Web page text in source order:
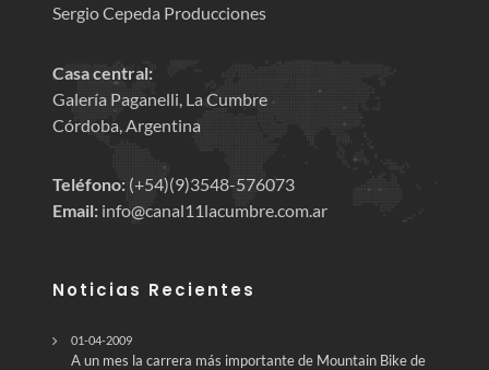
Sergio Cepeda Producciones
Casa central:
Galería Paganelli, La Cumbre
Córdoba, Argentina
Teléfono: (+54)(9)3548-576073
Email: info@canal11lacumbre.com.ar
Noticias Recientes
01-04-2009
A un mes la carrera más importante de Mountain Bike de